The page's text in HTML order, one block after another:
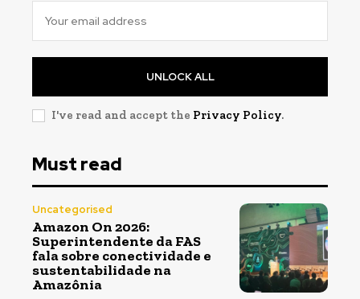
UNLOCK ALL
I've read and accept the Privacy Policy.
Must read
Uncategorised
Amazon On 2026:
Superintendente da FAS
fala sobre conectividade e
sustentabilidade na
Amazônia